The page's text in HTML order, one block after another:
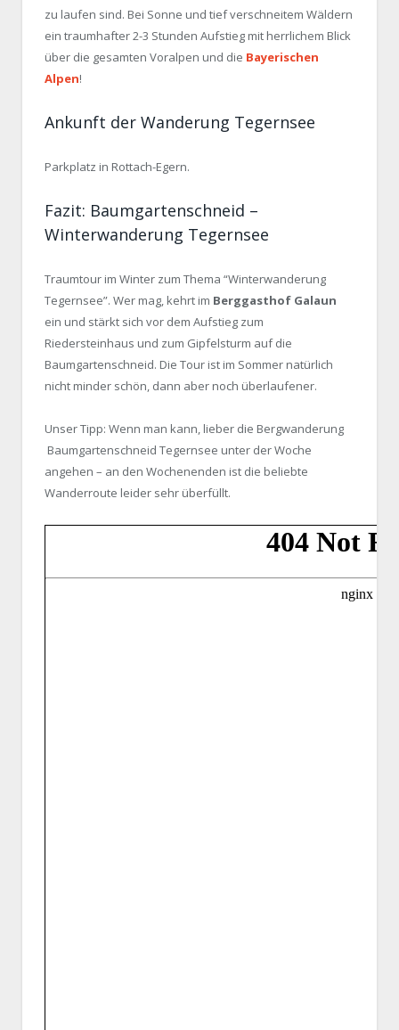
zu laufen sind. Bei Sonne und tief verschneitem Wäldern
ein traumhafter 2-3 Stunden Aufstieg mit herrlichem Blick
über die gesamten Voralpen und die Bayerischen
Alpen!
Ankunft der Wanderung Tegernsee
Parkplatz in Rottach-Egern.
Fazit: Baumgartenschneid –
Winterwanderung Tegernsee
Traumtour im Winter zum Thema “Winterwanderung
Tegernsee”. Wer mag, kehrt im Berggasthof Galaun
ein und stärkt sich vor dem Aufstieg zum
Riedersteinhaus und zum Gipfelsturm auf die
Baumgartenschneid. Die Tour ist im Sommer natürlich
nicht minder schön, dann aber noch überlaufener.
Unser Tipp: Wenn man kann, lieber die Bergwanderung
Baumgartenschneid Tegernsee unter der Woche
angehen – an den Wochenenden ist die beliebte
Wanderroute leider sehr überfüllt.